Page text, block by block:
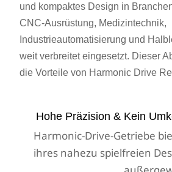
und kompaktes Design in
CNC-Ausrüstung, Medizintechnik,
Industrieautomatisierung und
weit verbreitet eingesetzt. Dieser
die Vorteile von Harmonic Drive
Hohe Präzision & Kein
Harmonic-Drive-Getriebe
ihres nahezu spielfreien